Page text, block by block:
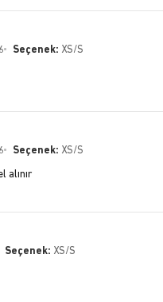
Seçenek: XS/S
Seçenek: XS/S
alınır
Seçenek: XS/S